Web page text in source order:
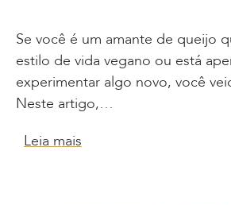
Se você é um amante de queijo
estilo de vida vegano ou está
experimentar algo novo, você
Neste artigo,…
Leia mais